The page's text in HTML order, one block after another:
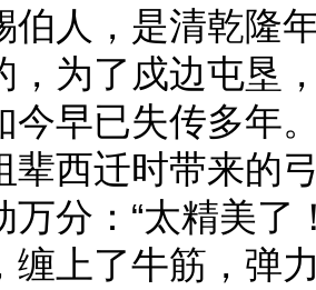
伯人，是清乾隆
，为了戍边屯垦
今早已失传多年
辈西迁时带来的
万分：“太精美
缠上了牛筋，弹